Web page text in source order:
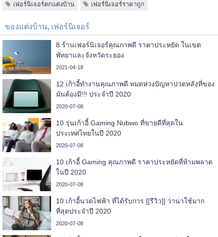
เฟอร์นิเจอร์ตกแต่งบ้าน เฟอร์นิเจอร์ราคาถูก
ของแต่งบ้าน เฟอร์นิเจอร์
8 ร้านเฟอร์นิเจอร์คุณภาพดี ราคาประหยัด ในเขต
พัทยาและจังหวัดระยอง
2021-04-18
12 เก้าอี้ทำงานคุณภาพดี หมดห่วงปัญหาปวดหลังที่ของ
มันต้องมี!!! ประจำปี 2020
2020-07-08
10 รุ่นเก้าอี้ Gaming Nubwo ที่ขายดีที่สุดใน
ประเทศไทยในปี 2020
2020-07-08
10 เก้าอี้ Gaming คุณภาพดี ราคาประหยัดที่ห้ามพลาด
ในปี 2020
2020-07-08
10 เก้าอี้นวดไฟฟ้า ที่ได้รับการ [[รีวิว]] ว่าน่าใช้มาก
ที่สุดประจำปี 2020
2020-07-08